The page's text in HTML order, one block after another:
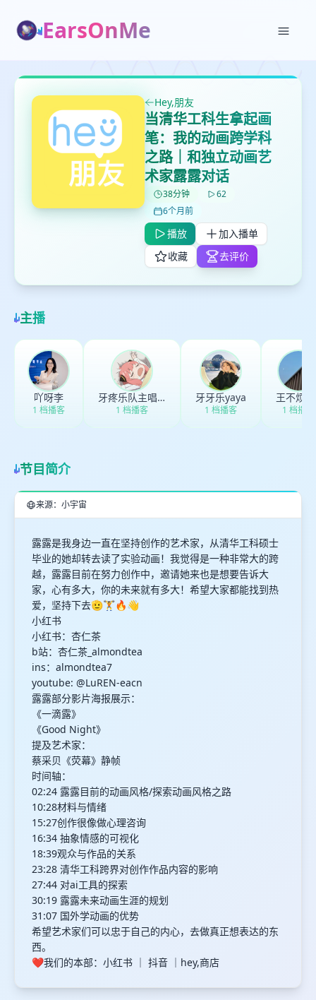
EarsOnMe
Hey,朋友
当清华工科生拿起画
笔：我的动画跨学科
之路｜和独立动画艺
术家露露对话
38分钟
62
6个月前
播放
加入播单
收藏
去评价
主播
吖呀李
1 档播客
牙疼乐队主唱半颗牙
1 档播客
牙牙乐yaya
1 档播客
王不烦
1 档播客
节目简介
来源：小宇宙
露露是我身边一直在坚持创作的艺术家，从清华工科硕士
毕业的她却转去读了实验动画！我觉得是一种非常大的跨
越，露露目前在努力创作中，邀请她来也是想要告诉大
家，心有多大，你的未来就有多大！希望大家都能找到热
爱，坚持下去🫡🏋️🔥👋
小红书
小红书：杏仁茶
b站：杏仁茶_almondtea
ins：almondtea7
youtube: @LuREN-eacn
露露部分影片海报展示：
《一滴露》
《Good Night》
提及艺术家：
蔡采贝《荧幕》静帧
时间轴：
02:24 露露目前的动画风格/探索动画风格之路
10:28材料与情绪
15:27创作很像做心理咨询
16:34 抽象情感的可视化
18:39观众与作品的关系
23:28 清华工科跨界对创作作品内容的影响
27:44 对ai工具的探索
30:19 露露未来动画生涯的规划
31:07 国外学动画的优势
希望艺术家们可以忠于自己的内心，去做真正想表达的东
西。
❤️我们的本部：小红书 ｜ 抖音 ｜hey,商店
打分
鼠标下留人
删除确认
取消 确认删除
加入播单